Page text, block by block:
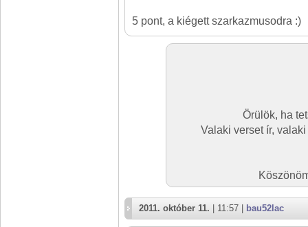
5 pont, a kiégett szarkazmusodra :)
Örülök, ha
Valaki verset ír,
2011. október 11. | 11:57 | bau52lac